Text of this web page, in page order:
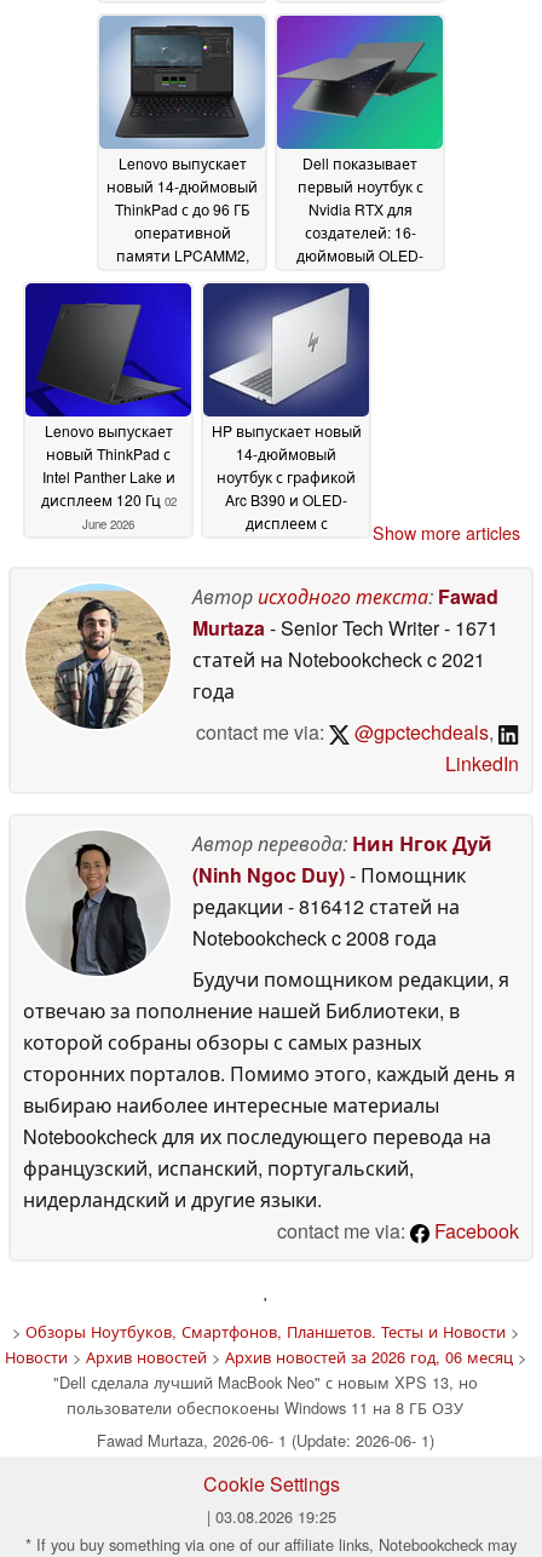
Lenovo выпускает
новый 14-дюймовый
ThinkPad с до 96 ГБ
оперативной
памяти LPCAMM2,
графикой Nvidia и
возможностью
подключения к
сотовой связи
Dell показывает
первый ноутбук с
Nvidia RTX для
создателей: 16-
дюймовый OLED-
дисплей, устройство
для чтения карт
памяти SD, 128 Гб
ОЗУ
02 June 2026
Lenovo выпускает
новый ThinkPad с
Intel Panther Lake и
дисплеем 120 Гц 02
June 2026
HP выпускает новый
14-дюймовый
ноутбук с графикой
Arc B390 и OLED-
дисплеем с
Show more articles
Авторисходного текста: Fawad
Murtaza- Senior Tech Writer- 1671
статей на Notebookcheckc 2021
года
contact me via:
@gpctechdeals,
LinkedIn
Автор перевода: Нин Нгок Дуй
(Ninh Ngoc Duy)- Помощник
редакции - 816412 статей на
Notebookcheckc 2008 года
Будучи помощником редакции, я
отвечаю за пополнение нашей Библиотеки, в
которой собраны обзоры с самых разных
сторонних порталов. Помимо этого, каждый день я
выбираю наиболее интересные материалы
Notebookcheck для их последующего перевода на
французский, испанский, португальский,
нидерландский и другие языки.
contact me via:
Facebook
'
> Обзоры Ноутбуков, Смартфонов, Планшетов. Тесты и Новости>
Новости> Архив новостей> Архив новостей за 2026 год, 06 месяц>
"Dell сделала лучший MacBook Neo" с новым XPS 13, но
пользователи обеспокоены Windows 11 на 8 ГБ ОЗУ
Fawad Murtaza, 2026-06- 1 (Update: 2026-06- 1)
Cookie Settings
| 03.08.2026 19:25
* If you buy something via one of our affiliate links, Notebookcheck may